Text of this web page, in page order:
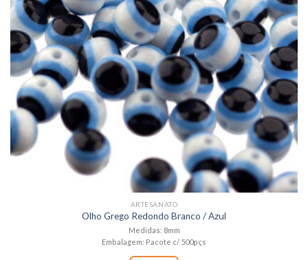
ARTESANATO
Olho Grego Redondo Branco / Azul
Medidas: 8mm
Embalagem: Pacote c/ 500pçs